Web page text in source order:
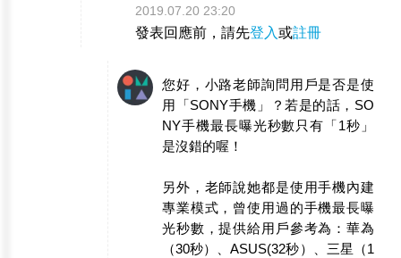
2019.07.20 23:20
發表回應前，請先登入或註冊
您好，小路老師詢問用戶是否是使
用「SONY手機」？若是的話，SO
NY手機最長曝光秒數只有「1秒」
是沒錯的喔！
另外，老師說她都是使用手機內建
專業模式，曾使用過的手機最長曝
光秒數，提供給用戶參考為：華為
（30秒）、ASUS(32秒）、三星（1